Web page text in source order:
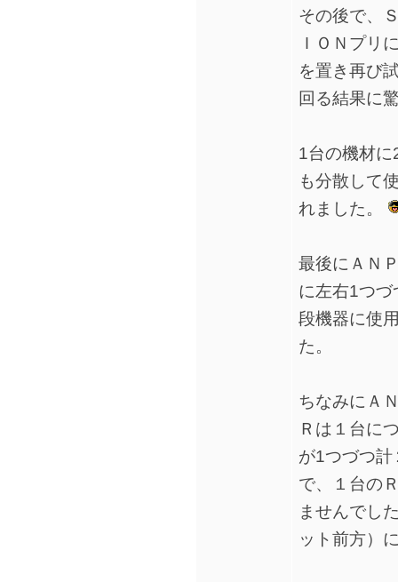
その後で、
ＩＯＮプリ
を置き再び
回る結果に
1台の機材
も分散して
れました。
最後にＡＮ
に左右1つ
段機器に使
た。
ちなみにＡ
Ｒは１台に
が1つづつ
で、１台の
ませんでし
ット前方）